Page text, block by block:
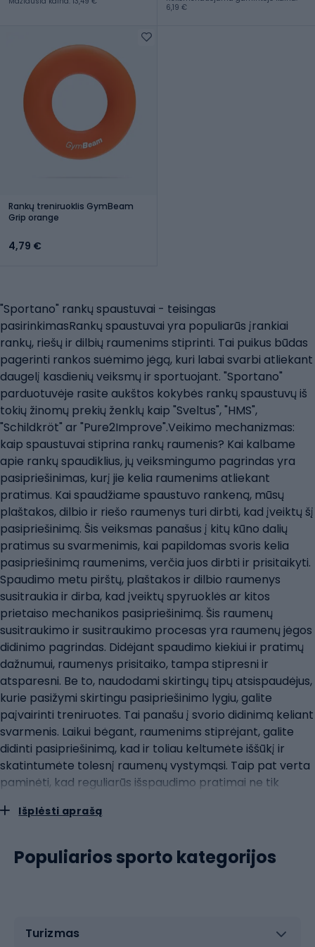
6,19 €
Rankų treniruoklis GymBeam
Grip orange
4,79 €
"Sportano" rankų spaustuvai - teisingas
pasirinkimasRankų spaustuvai yra populiarūs įrankiai
rankų, riešų ir dilbių raumenims stiprinti. Tai puikus būdas
pagerinti rankos suėmimo jėgą, kuri labai svarbi atliekant
daugelį kasdienių veiksmų ir sportuojant. "Sportano"
parduotuvėje rasite aukštos kokybės rankų spaustuvų iš
tokių žinomų prekių ženklų kaip "Sveltus", "HMS",
"Schildkröt" ar "Pure2Improve".Veikimo mechanizmas:
kaip spaustuvai stiprina rankų raumenis? Kai kalbame
apie rankų spaudiklius, jų veiksmingumo pagrindas yra
pasipriešinimas, kurį jie kelia raumenims atliekant
pratimus. Kai spaudžiame spaustuvo rankeną, mūsų
plaštakos, dilbio ir riešo raumenys turi dirbti, kad įveiktų šį
pasipriešinimą. Šis veiksmas panašus į kitų kūno dalių
pratimus su svarmenimis, kai papildomas svoris kelia
pasipriešinimą raumenims, verčia juos dirbti ir prisitaikyti.
Spaudimo metu pirštų, plaštakos ir dilbio raumenys
susitraukia ir dirba, kad įveiktų spyruoklės ar kitos
prietaiso mechanikos pasipriešinimą. Šis raumenų
susitraukimo ir susitraukimo procesas yra raumenų jėgos
didinimo pagrindas. Didėjant spaudimo kiekiui ir pratimų
dažnumui, raumenys prisitaiko, tampa stipresni ir
atsparesni. Be to, naudodami skirtingų tipų atsispaudėjus,
kurie pasižymi skirtingu pasipriešinimo lygiu, galite
paįvairinti treniruotes. Tai panašu į svorio didinimą keliant
svarmenis. Laikui bėgant, raumenims stiprėjant, galite
didinti pasipriešinimą, kad ir toliau keltumėte iššūkį ir
skatintumėte tolesnį raumenų vystymąsi. Taip pat verta
paminėti, kad reguliarūs išspaudimo pratimai ne tik
dilbiuose, o tai gali prisidėti prie geresnės raumenų
išspaudiklių tipai: nuo tradicinių modelių iki skaitmeninių
SkaitikliaiRankų išspaudikliai, naudojami plaštakos ir dilbio
tinkamą išspaudiklį. Tradiciniai spyruokliniai išspaudikliai:
Išplėsti aprašą
Populiarios sporto kategorijos
Turizmas